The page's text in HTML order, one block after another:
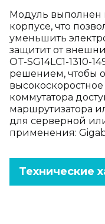
Модуль выполнен
корпусе, что
уменьшить
защитит от
OT-SG14LC1-1310-
решением, чтобы
коммутатора
маршрутизатора
для серверной
применения:
Технические